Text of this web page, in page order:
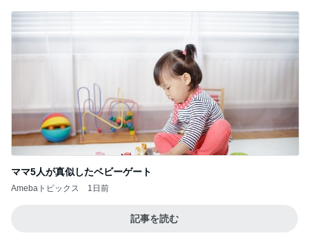
ママ5人が真似したベビーゲート
Amebaトピックス 1日前
記事を読む